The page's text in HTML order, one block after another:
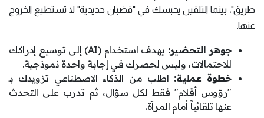
طريق"، بينما التلقين يحبسك في "قضبان حديدية" لا تستطيع الخروج
عنها.
جوهر التحضير:
يهدف استخدام (AI) إلى توسيع إدراكك
للاحتمالات، وليس لحصرك في إجابة واحدة نموذجية.
خطوة عملية: اطلب من الذكاء الاصطناعي تزويدك بـ
"رؤوس أقلام" فقط لكل سؤال، ثم تدرب على التحدث
عنها تلقائياً أمام المرآة.